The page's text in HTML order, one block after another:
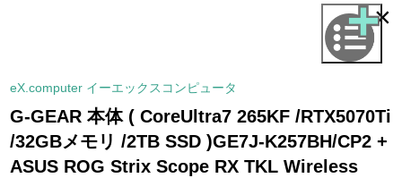
×
eX.computer イーエックスコンピュータ
G-GEAR 本体 ( CoreUltra7 265KF /RTX5070Ti
/32GBメモリ /2TB SSD )GE7J-K257BH/CP2 +
ASUS ROG Strix Scope RX TKL Wireless